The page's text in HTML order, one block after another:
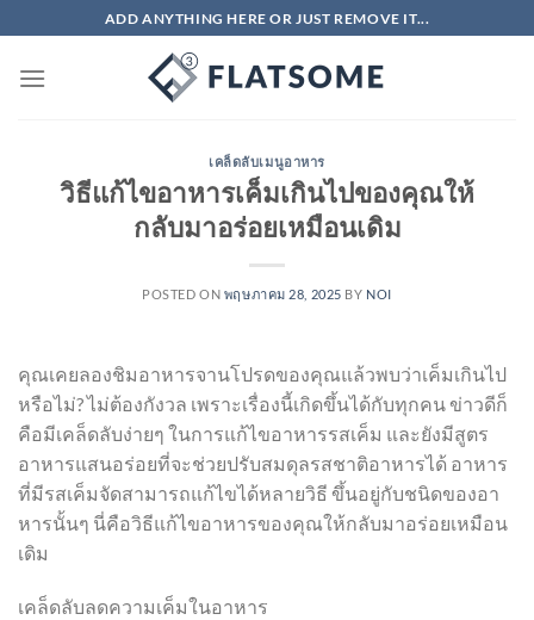
ไป
ADD ANYTHING HERE OR JUST REMOVE IT...
เคล็ดลับเมนูอาหาร
วิธีแก้ไขอาหารเค็มเกินไปของคุณให้
กลับมาอร่อยเหมือนเดิม
POSTED ON พฤษภาคม 28, 2025 BY NOI
คุณเคยลองชิมอาหารจานโปรดของคุณแล้วพบว่าเค็มเกินไป
หรือไม่? ไม่ต้องกังวล เพราะเรื่องนี้เกิดขึ้นได้กับทุกคน ข่าวดีก็
คือมีเคล็ดลับง่ายๆ ในการแก้ไขอาหารรสเค็ม และยังมีสูตร
อาหารแสนอร่อยที่จะช่วยปรับสมดุลรสชาติอาหารได้ อาหาร
ที่มีรสเค็มจัดสามารถแก้ไขได้หลายวิธี ขึ้นอยู่กับชนิดของอา
หารนั้นๆ นี่คือวิธีแก้ไขอาหารของคุณให้กลับมาอร่อยเหมือน
เดิม
เคล็ดลับลดความเค็มในอาหาร